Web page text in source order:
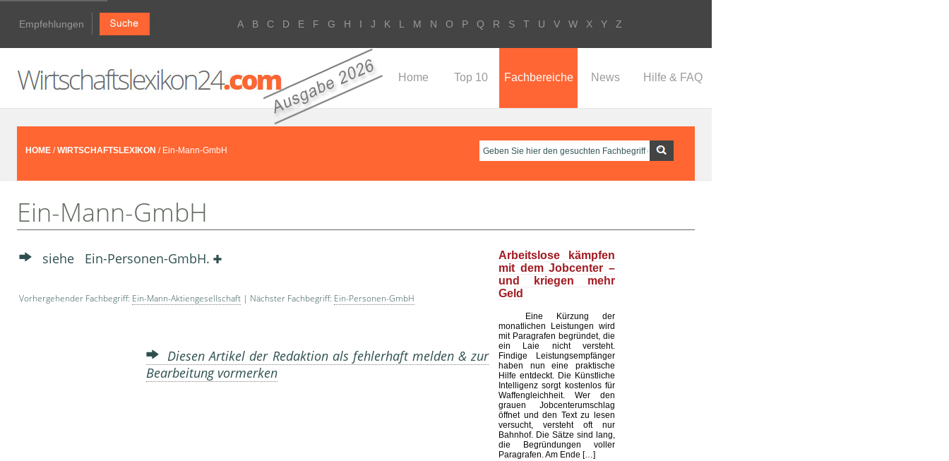
Empfehlungen A B C D E F G H I J K L M N O P Q R S T U V W X Y Z
Home Top 10 Fachbereiche News Hilfe & FAQ
HOME /WIRTSCHAFTSLEXIKON / Ein-Mann-GmbH
Ein-Mann-GmbH
siehe Ein-Personen-GmbH.
Vorhergehender Fachbegriff: Ein-Mann-Aktiengesellschaft | Nächster Fachbegriff: Ein-Personen-GmbH
Diesen Artikel der Redaktion als fehlerhaft melden & zur
Bearbeitung vormerken
Arbeitslose kämpfen
mit dem Jobcenter –
und kriegen mehr
Geld
Eine Kürzung der
monatlichen Leistungen wird
mit Paragrafen begründet, die
ein Laie nicht versteht.
Findige Leistungsempfänger
haben nun eine praktische
Hilfe entdeckt. Die Künstliche
Intelligenz sorgt kostenlos für
Waffengleichheit. Wer den
grauen Jobcenterumschlag
öffnet und den Text zu lesen
versucht, versteht oft nur
Bahnhof. Die Sätze sind lang,
die Begründungen voller
Paragrafen. Am Ende […]